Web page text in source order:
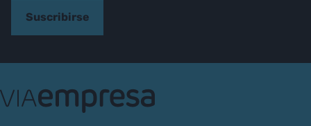
Suscribirse